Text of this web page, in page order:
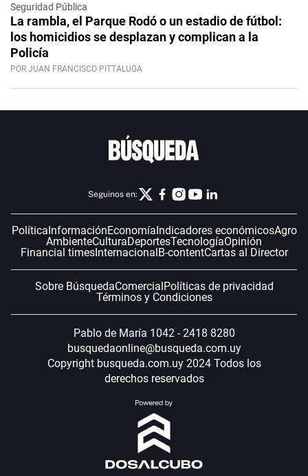
Seguridad Pública
La rambla, el Parque Rodó o un estadio de fútbol:
los homicidios se desplazan y complican a la
Policía
POR JUAN FRANCISCO PITTALUGA
Seguinos en:
Política InformaciónEconomía Indicadores económicosAgro
AmbienteCulturaDeportesTecnologíaOpinión
Financial timesInternacional B-contentCartas al Director
Sobre BúsquedaComercial Políticas de privacidad
Términos y Condiciones
Pablo de María 1042 - 2418 8280
busquedaonline@busqueda.com.uy
Copyright busqueda.com.uy 2024 Todos los
derechos reservados